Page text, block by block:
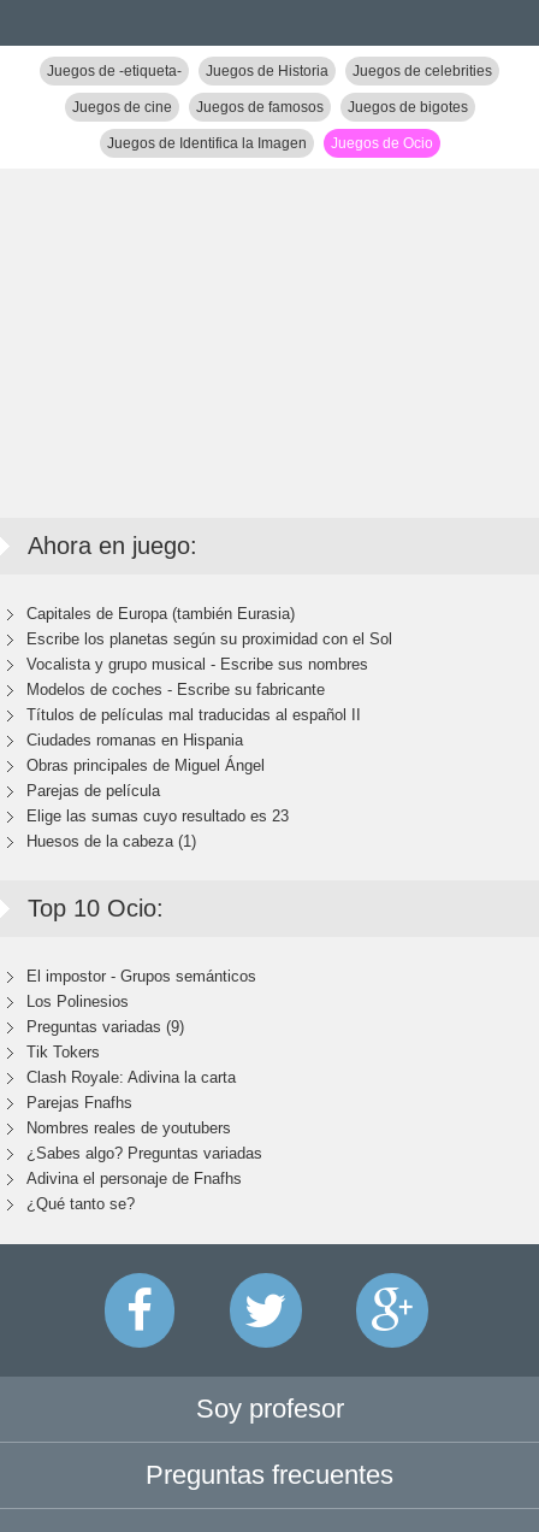
Juegos de -etiqueta- Juegos de Historia Juegos de celebrities
Juegos de cine Juegos de famosos Juegos de bigotes
Juegos de Identifica la Imagen Juegos de Ocio
Ahora en juego:
Capitales de Europa (también Eurasia)
Escribe los planetas según su proximidad con el Sol
Vocalista y grupo musical - Escribe sus nombres
Modelos de coches - Escribe su fabricante
Títulos de películas mal traducidas al español II
Ciudades romanas en Hispania
Obras principales de Miguel Ángel
Parejas de película
Elige las sumas cuyo resultado es 23
Huesos de la cabeza (1)
Top 10 Ocio:
El impostor - Grupos semánticos
Los Polinesios
Preguntas variadas (9)
Tik Tokers
Clash Royale: Adivina la carta
Parejas Fnafhs
Nombres reales de youtubers
¿Sabes algo? Preguntas variadas
Adivina el personaje de Fnafhs
¿Qué tanto se?
Soy profesor
Preguntas frecuentes